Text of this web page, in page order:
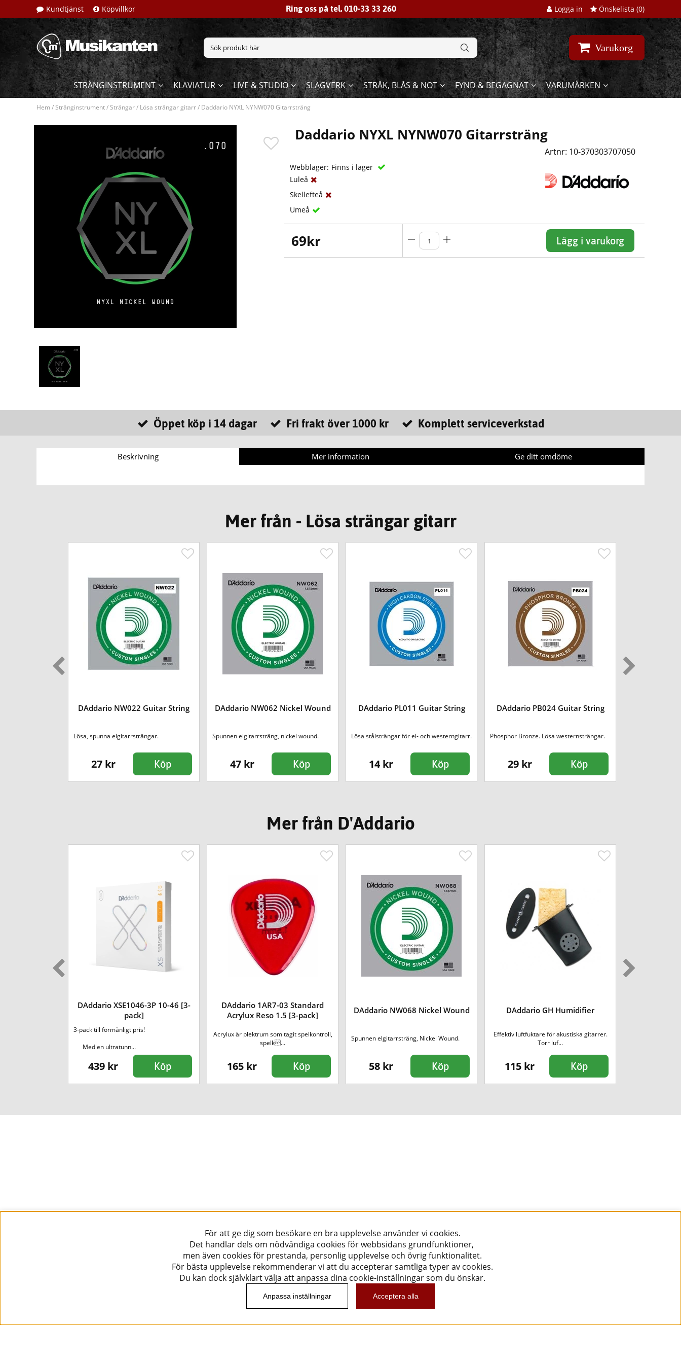
Kundtjänst Köpvillkor Ring oss på tel. 010-33 33 260 Logga in Önskelista (0)
Varukorg
STRÄNGINSTRUMENT KLAVIATUR LIVE & STUDIO SLAGVERK STRÅK, BLÅS & NOT FYND & BEGAGNAT VARUMÄRKEN
Hem /Stränginstrument/Strängar/ Lösa strängar gitarr/ Daddario NYXL NYNW070 Gitarrsträng
Daddario NYXL NYNW070 Gitarrsträng
Artnr: 10-370303707050
Webblager: Finns i lager
Luleå
Skellefteå
Umeå
69kr Lägg i varukorg
Öppet köp i 14 dagar Fri frakt över 1000 kr Komplett serviceverkstad
Beskrivning Mer information Ge ditt omdöme
Mer från - Lösa strängar gitarr
DAddario NW022 Guitar String
Lösa, spunna elgitarrsträngar.
27 kr Köp
DAddario NW062 Nickel Wound
Spunnen elgitarrsträng, nickel wound.
47 kr Köp
DAddario PL011 Guitar String
Lösa stålsträngar för el- och westerngitarr.
14 kr Köp
DAddario PB024 Guitar String
Phosphor Bronze. Lösa westernsträngar.
29 kr Köp
Mer från D'Addario
DAddario XSE1046-3P 10-46 [3-
pack]
3-pack till förmånligt pris!
Med en ultratunn...
439 kr Köp
DAddario 1AR7-03 Standard
Acrylux Reso 1.5 [3-pack]
Acrylux är plektrum som tagit spelkontroll,
spelk...
165 kr Köp
DAddario NW068 Nickel Wound
Spunnen elgitarrsträng, Nickel Wound.
58 kr Köp
DAddario GH Humidifier
Effektiv luftfuktare för akustiska gitarrer.
Torr luf...
115 kr Köp
För att ge dig som besökare en bra upplevelse använder vi cookies.
Det handlar dels om nödvändiga cookies för webbsidans grundfunktioner,
men även cookies för prestanda, personlig upplevelse och övrig funktionalitet.
För bästa upplevelse rekommenderar vi att du accepterar samtliga typer av cookies.
Du kan dock självklart välja att anpassa dina cookie-inställningar som du önskar.
Anpassa inställningar Acceptera alla